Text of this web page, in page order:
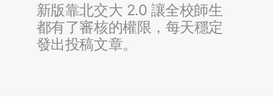
新版靠北交大 2.0 讓全校師生
都有了審核的權限，每天穩定
發出投稿文章。